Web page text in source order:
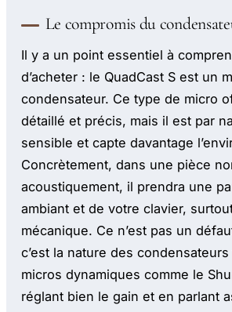
Le compromis du
Il y a un point essentiel à
d’acheter : le QuadCast S est un
condensateur. Ce type de micro
détaillé et précis, mais il est par
sensible et capte davantage
Concrètement, dans une pièce
acoustiquement, il prendra une
ambiant et de votre clavier,
mécanique. Ce n’est pas un
c’est la nature des
micros dynamiques comme le
réglant bien le gain et en parlant